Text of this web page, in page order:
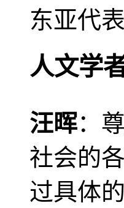
东亚代
人文学
汪晖：
社会的
过具体